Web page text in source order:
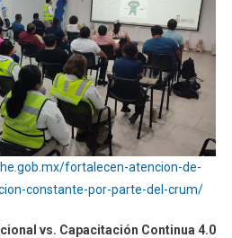
fortalecen-atencion-de-
constante-por-parte-del-crum/
vs. Capacitación Continua 4.0